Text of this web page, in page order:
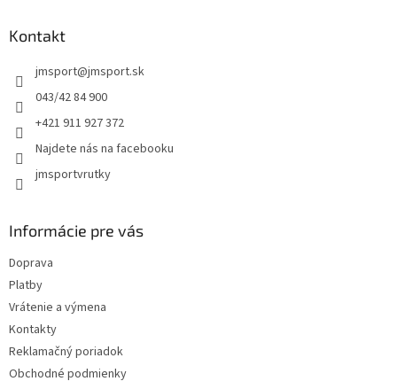
Kontakt
jmsport@jmsport.sk
043/42 84 900
+421 911 927 372
Najdete nás na facebooku
jmsportvrutky
Informácie pre vás
Doprava
Platby
Vrátenie a výmena
Kontakty
Reklamačný poriadok
Obchodné podmienky